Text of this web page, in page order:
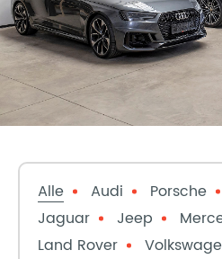
Alle Audi Porsche
Jaguar
Jeep
Land Rover